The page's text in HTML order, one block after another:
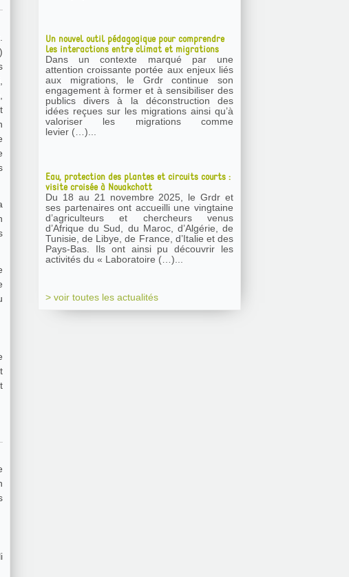
)
Un nouvel outil pédagogique pour comprendre
les interactions entre climat et migrations
Dans un contexte marqué par une
attention croissante portée aux enjeux liés
aux migrations, le Grdr continue son
engagement à former et à sensibiliser des
publics divers à la déconstruction des
idées reçues sur les migrations ainsi qu’à
valoriser les migrations comme
levier (…)...
Eau, protection des plantes et circuits courts :
visite croisée à Nouakchott
Du 18 au 21 novembre 2025, le Grdr et
ses partenaires ont accueilli une vingtaine
d’agriculteurs et chercheurs venus
d’Afrique du Sud, du Maroc, d’Algérie, de
Tunisie, de Libye, de France, d’Italie et des
Pays-Bas. Ils ont ainsi pu découvrir les
activités du « Laboratoire (…)...
> voir toutes les actualités